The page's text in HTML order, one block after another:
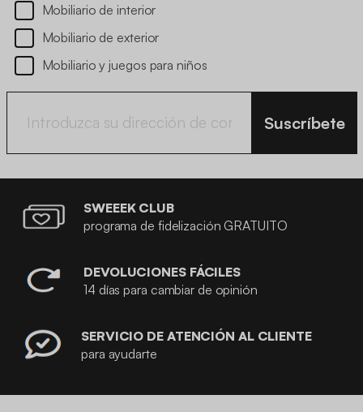
Mobiliario de interior
Mobiliario de exterior
Mobiliario y juegos para niños
Suscríbete
SWEEEK CLUB
programa de fidelización GRATUITO
DEVOLUCIONES FÁCILES
14 días para cambiar de opinión
SERVICIO DE ATENCIÓN AL CLIENTE
para ayudarte